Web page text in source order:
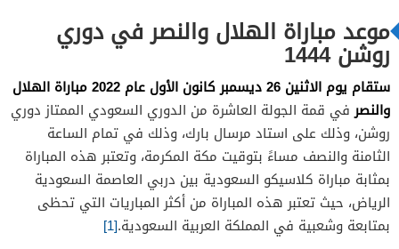
موعد مباراة الهلال والنصر في دوري
روشن 1444
ستقام يوم الاثنين 26 ديسمبر كانون الأول عام 2022 مباراة الهلال
والنصرفي قمة الجولة العاشرة من الدوري السعودي الممتاز دوري
روشن، وذلك على استاد مرسال بارك، وذلك في تمام الساعة
الثامنة والنصف مساءً بتوقيت مكة المكرمة، وتعتبر هذه المباراة
بمثابة مباراة كلاسيكو السعودية بين دربي العاصمة السعودية
الرياض، حيث تعتبر هذه المباراة من أكثر المباريات التي تحظى
بمتابعة وشعبية في المملكة العربية السعودية.[1]